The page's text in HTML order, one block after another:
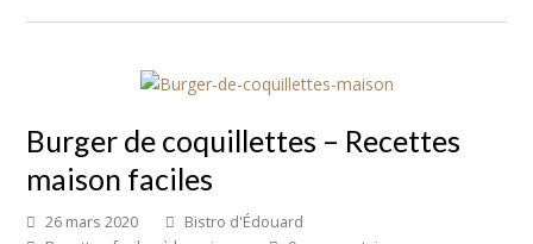
Burger de coquillettes – Recettes
maison faciles
26 mars 2020
Bistro d'Édouard